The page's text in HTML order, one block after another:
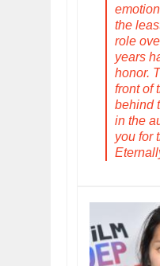
the
role
years
honor.
front of
behind
in the
you for